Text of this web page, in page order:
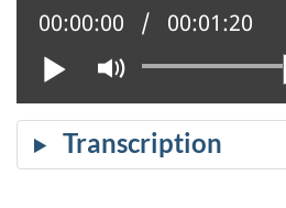
Lire
Activer
le
mode
muet
Position actuelle :
00:00:00 Temps total :
00:01:20